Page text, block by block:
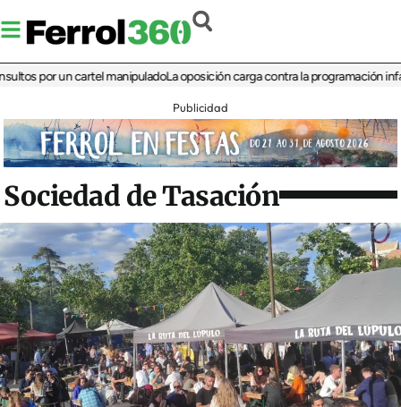
un cartel manipuladoLa oposición carga contra la programación infantil
Publicidad
Sociedad de Tasación